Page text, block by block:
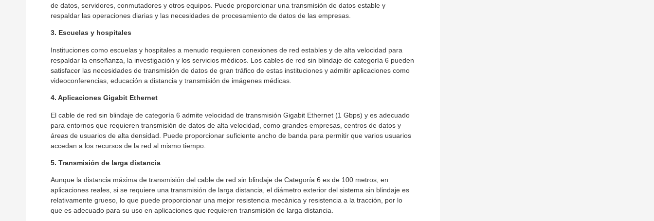
de datos, servidores, conmutadores y otros equipos. Puede proporcionar una transmisión de datos estable y
respaldar las operaciones diarias y las necesidades de procesamiento de datos de las empresas.
3. Escuelas y hospitales
Instituciones como escuelas y hospitales a menudo requieren conexiones de red estables y de alta velocidad para
respaldar la enseñanza, la investigación y los servicios médicos. Los cables de red sin blindaje de categoría 6 pueden
satisfacer las necesidades de transmisión de datos de gran tráfico de estas instituciones y admitir aplicaciones como
videoconferencias, educación a distancia y transmisión de imágenes médicas.
4. Aplicaciones Gigabit Ethernet
El cable de red sin blindaje de categoría 6 admite velocidad de transmisión Gigabit Ethernet (1 Gbps) y es adecuado
para entornos que requieren transmisión de datos de alta velocidad, como grandes empresas, centros de datos y
áreas de usuarios de alta densidad. Puede proporcionar suficiente ancho de banda para permitir que varios usuarios
accedan a los recursos de la red al mismo tiempo.
5. Transmisión de larga distancia
Aunque la distancia máxima de transmisión del cable de red sin blindaje de Categoría 6 es de 100 metros, en
aplicaciones reales, si se requiere una transmisión de larga distancia, el diámetro exterior del sistema sin blindaje es
relativamente grueso, lo que puede proporcionar una mejor resistencia mecánica y resistencia a la tracción, por lo
que es adecuado para su uso en aplicaciones que requieren transmisión de larga distancia.